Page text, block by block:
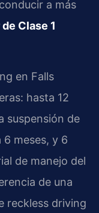
a más
Clase 1
en Falls
hasta 12
suspensión de
meses, y 6
de manejo del
de una
reckless driving